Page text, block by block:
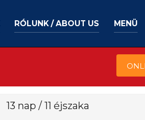
RÓLUNK / ABOUT US MENÜ
13 nap / 11 éjszaka